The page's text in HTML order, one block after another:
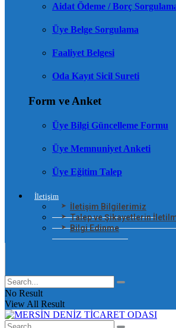
Aidat Ödeme / Borç
Üye Belge Sorgulama
Faaliyet Belgesi
Oda Kayıt Sicil Sureti
Form ve Anket
Üye Bilgi Güncelleme Formu
Üye Memnuniyet Anketi
Üye Eğitim Talep
İletişim
İletişim Bilgilerimiz
Talep ve Şikayetlerin
Bilgi Edinme
No Result
View All Result